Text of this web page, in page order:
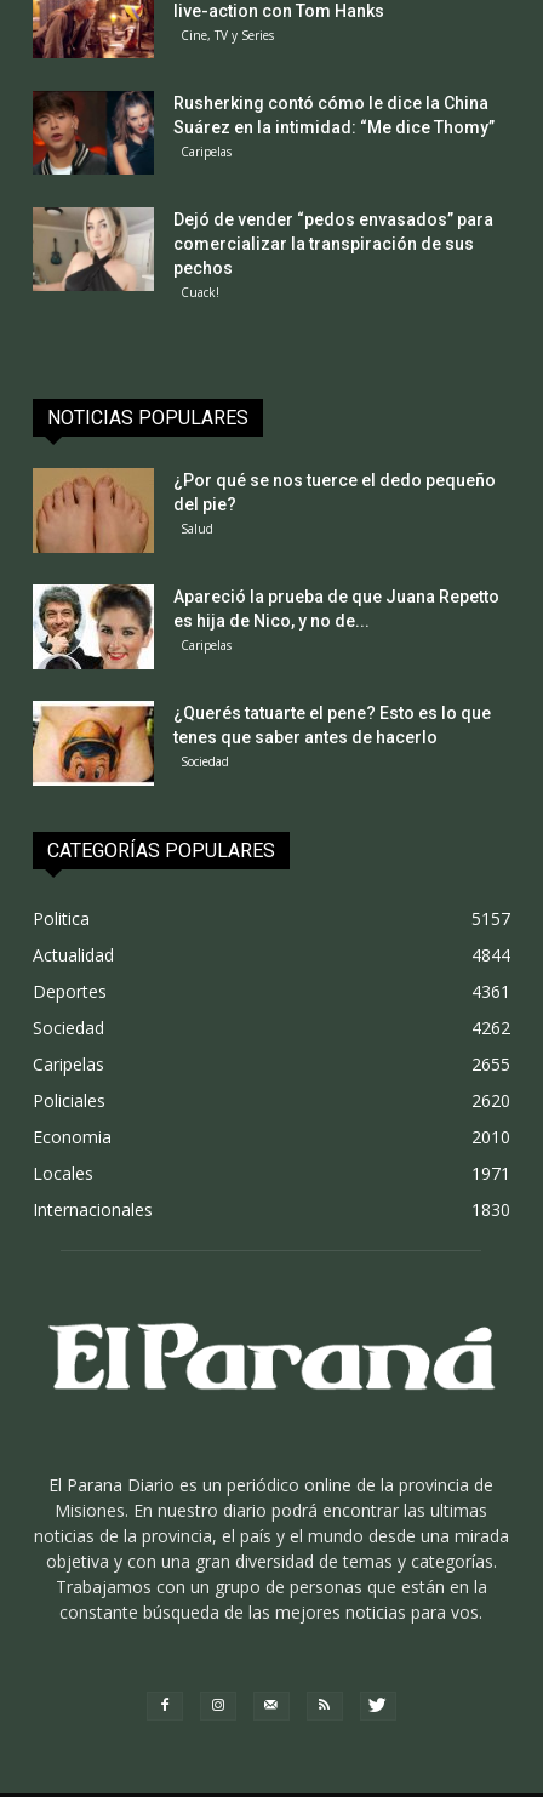
live-action con Tom Hanks
Cine, TV y Series
Rusherking contó cómo le dice la China
Suárez en la intimidad: “Me dice Thomy”
Caripelas
Dejó de vender “pedos envasados” para
comercializar la transpiración de sus
pechos
Cuack!
NOTICIAS POPULARES
¿Por qué se nos tuerce el dedo pequeño
del pie?
Salud
Apareció la prueba de que Juana Repetto
es hija de Nico, y no de...
Caripelas
¿Querés tatuarte el pene? Esto es lo que
tenes que saber antes de hacerlo
Sociedad
CATEGORÍAS POPULARES
Politica
5157
Actualidad
4844
Deportes
4361
Sociedad
4262
Caripelas
2655
Policiales
2620
Economia
2010
Locales
1971
Internacionales
1830
El Parana Diario es un periódico online de la provincia de
Misiones. En nuestro diario podrá encontrar las ultimas
noticias de la provincia, el país y el mundo desde una mirada
objetiva y con una gran diversidad de temas y categorías.
Trabajamos con un grupo de personas que están en la
constante búsqueda de las mejores noticias para vos.